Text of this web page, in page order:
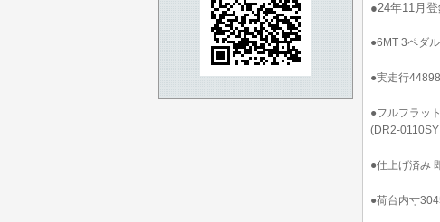
●24年11月
●6MT 3ペダル
●実走行
●フルフラッ
(DR2-
●仕上げ済み
●荷台内寸